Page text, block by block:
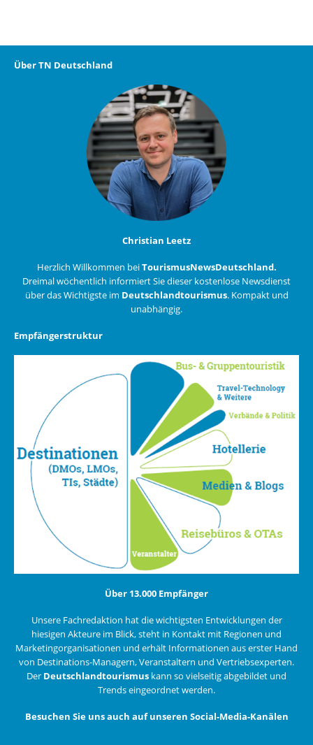
Über TN Deutschland
Christian Leetz
Herzlich Willkommen beiTourismusNewsDeutschland.
Dreimal wöchentlich informiert Sie dieser kostenlose Newsdienst
über das Wichtigste im Deutschlandtourismus. Kompakt und
unabhängig.
Empfängerstruktur
Über 13.000 Empfänger
Unsere Fachredaktion hat die wichtigsten Entwicklungen der
hiesigen Akteure im Blick, steht in Kontakt mit Regionen und
Marketingorganisationen und erhält Informationen aus erster Hand
von Destinations-Managern, Veranstaltern und Vertriebsexperten.
Der Deutschlandtourismus kann so vielseitig abgebildet und
Trends eingeordnet werden.
Besuchen Sie uns auch auf unseren Social-Media-Kanälen